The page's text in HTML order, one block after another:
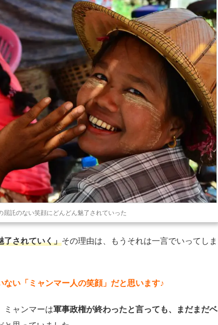
屈託のない笑顔にどんどん魅了されていった
了されていく」その理由は、もうそれは一言でいってしま
い「ミャンマー人の笑顔」だと思います♪
ミャンマーは軍事政権が終わったと言っても、まだまだベ